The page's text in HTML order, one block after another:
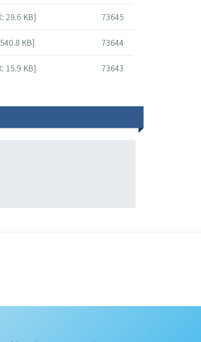
: 29.6 KB] 73645
KB] 73644
: 15.9 KB] 73643